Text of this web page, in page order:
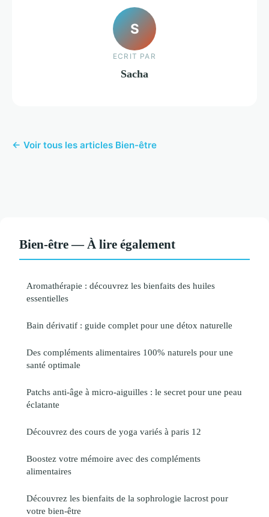
S
ECRIT PAR
Sacha
← Voir tous les articles Bien-être
Bien-être — À lire également
Aromathérapie : découvrez les bienfaits des huiles
essentielles
Bain dérivatif : guide complet pour une détox naturelle
Des compléments alimentaires 100% naturels pour une
santé optimale
Patchs anti-âge à micro-aiguilles : le secret pour une peau
éclatante
Découvrez des cours de yoga variés à paris 12
Boostez votre mémoire avec des compléments
alimentaires
Découvrez les bienfaits de la sophrologie lacrost pour
votre bien-être